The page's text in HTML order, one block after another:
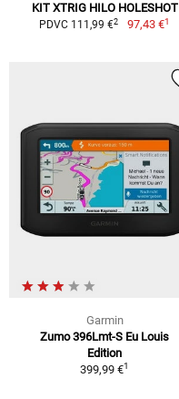
KIT XTRIG HILO HOLESHOT
PDVC 111,99 €2 97,43 €1
Garmin
Zumo 396Lmt-S Eu Louis
Edition
399,99 €1